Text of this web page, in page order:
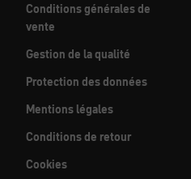
Conditions générales de
vente
Gestion de la qualité
Protection des données
Mentions légales
Conditions de retour
Cookies